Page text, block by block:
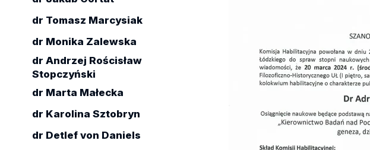
dr Tomasz Marcysiak
dr Monika Zalewska
dr Andrzej Rościsław
Stopczyński
dr Marta Małecka
dr Karolina Sztobryn
dr Detlef von Daniels